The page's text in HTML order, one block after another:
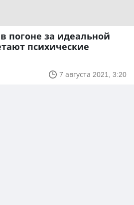
погоне за идеальной
психические
7 августа 2021, 3:20